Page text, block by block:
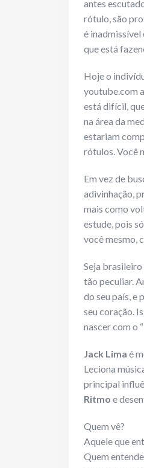
antes
rótulo, são
é inadmissível
que está
Hoje o
youtube.com
está difícil,
na área da
estariam
rótulos. Você
Em vez de
adivinhação,
mais como
estude, pois
você mesmo,
Seja brasileiro
tão peculiar.
do seu país, e
seu coração.
nascer com o
Jack Lima é
Leciona
principal
Ritmo e
Quem vê?
Aquele que
Quem